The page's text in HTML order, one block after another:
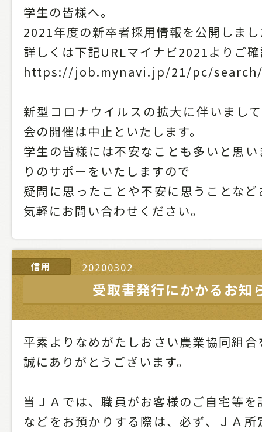
学生の皆様へ。
2021年度の新卒者採用情報を公開しま
詳しくは下記URLマイナビ2021よりご
https://job.mynavi.jp/21/pc/
新型コロナウイルスの拡大に伴いまし
会の開催は中止といたします。
学生の皆様には不安なことも多いと思
りのサポーをいたしますので
疑問に思ったことや不安に思うことな
気軽にお問い合わせください。
20200302
信用
受取書発行にかかるお知
平素よりなめがたしおさい農業協同組
誠にありがとうございます。
当ＪＡでは、職員がお客様のご自宅等
などをお預かりする際は、必ず、ＪＡ